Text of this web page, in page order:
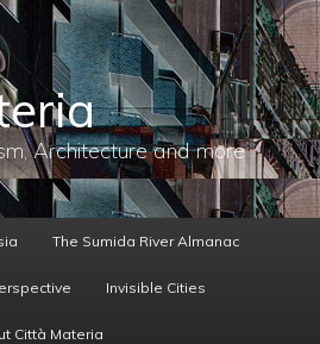
Architecture and more
The Sumida River Almanac
Invisible Cities
Città Materia